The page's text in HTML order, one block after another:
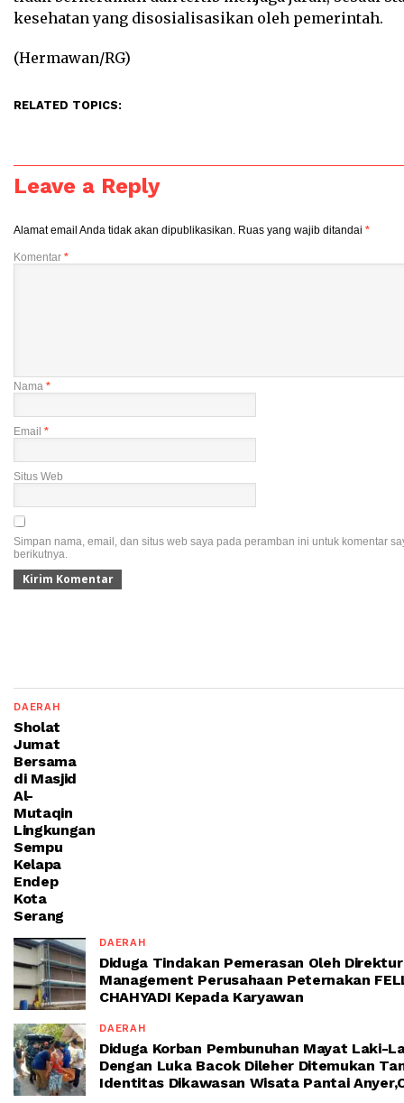
kesehatan yang disosialisasikan oleh pemerintah.
(Hermawan/RG)
RELATED TOPICS:
Leave a Reply
Alamat email Anda tidak akan dipublikasikan. Ruas yang wajib ditandai *
Komentar *
Nama *
Email *
Situs Web
Simpan nama, email, dan situs web saya pada peramban ini untuk komentar
berikutnya.
DAERAH
Sholat
Jumat
Bersama
di Masjid
Al-
Mutaqin
Lingkungan
Sempu
Kelapa
Endep
Kota
Serang
DAERAH
Diduga Tindakan Pemerasan Oleh
Management Perusahaan Peternakan
CHAHYADI Kepada Karyawan
DAERAH
Diduga Korban Pembunuhan Mayat Laki-
Dengan Luka Bacok Dileher Ditemukan
Identitas Dikawasan Wisata Pantai